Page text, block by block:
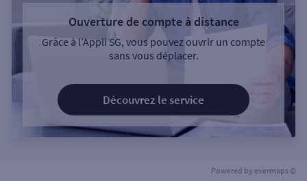
Ouverture de compte à distance
Grâce à l’Appli SG, vous pouvez ouvrir un compte
sans vous déplacer.
Découvrez le service
Powered by evermaps ©